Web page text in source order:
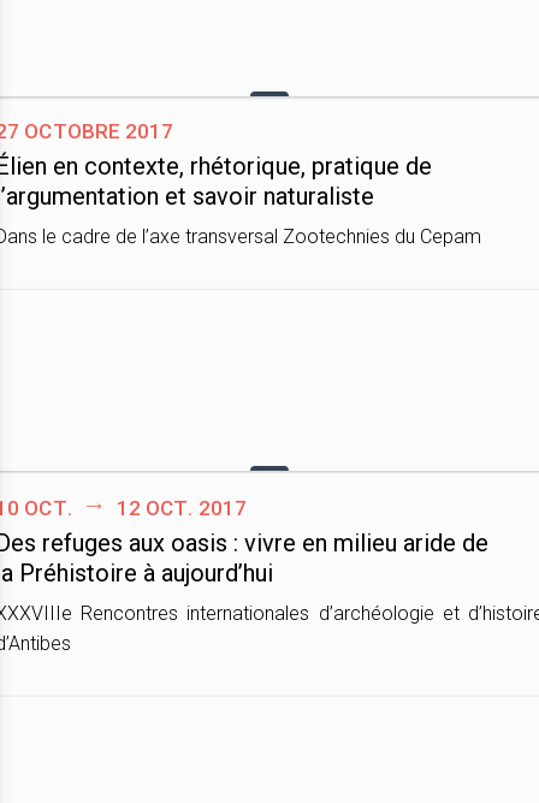
octobre 2017
en contexte, rhétorique, pratique de
et savoir naturaliste
le cadre de l’axe transversal Zootechnies du Cepam
oct. 12 oct. 2017
refuges aux oasis : vivre en milieu aride de
Préhistoire à aujourd’hui
Rencontres internationales d’archéologie et